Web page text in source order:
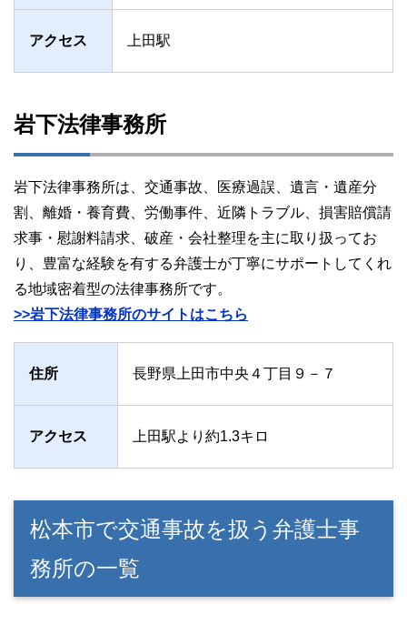
アクセス 上田駅
岩下法律事務所
岩下法律事務所は、交通事故、医療過誤、遺言・遺産分
割、離婚・養育費、労働事件、近隣トラブル、損害賠償請
求事・慰謝料請求、破産・会社整理を主に取り扱ってお
り、豊富な経験を有する弁護士が丁寧にサポートしてくれ
る地域密着型の法律事務所です。
>>岩下法律事務所のサイトはこちら
住所 長野県上田市中央４丁目９－７
アクセス 上田駅より約1.3キロ
松本市で交通事故を扱う弁護士事
務所の一覧